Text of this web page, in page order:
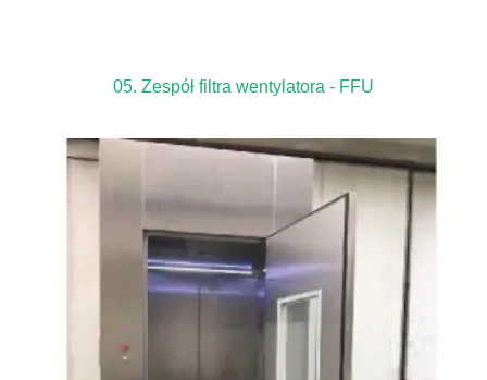
05. Zespół filtra wentylatora - FFU